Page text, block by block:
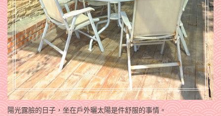
陽光露臉的日子，坐在戶外曬太陽是件舒服的事情。